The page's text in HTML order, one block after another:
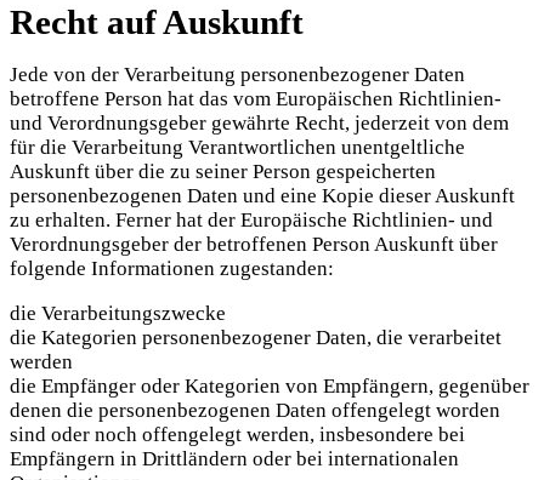
Recht auf Auskunft
Jede von der Verarbeitung personenbezogener Daten
betroffene Person hat das vom Europäischen Richtlinien-
und Verordnungsgeber gewährte Recht, jederzeit von dem
für die Verarbeitung Verantwortlichen unentgeltliche
Auskunft über die zu seiner Person gespeicherten
personenbezogenen Daten und eine Kopie dieser Auskunft
zu erhalten. Ferner hat der Europäische Richtlinien- und
Verordnungsgeber der betroffenen Person Auskunft über
folgende Informationen zugestanden:
die Verarbeitungszwecke
die Kategorien personenbezogener Daten, die verarbeitet
werden
die Empfänger oder Kategorien von Empfängern, gegenüber
denen die personenbezogenen Daten offengelegt worden
sind oder noch offengelegt werden, insbesondere bei
Empfängern in Drittländern oder bei internationalen